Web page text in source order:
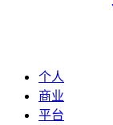
个人
商业
平台